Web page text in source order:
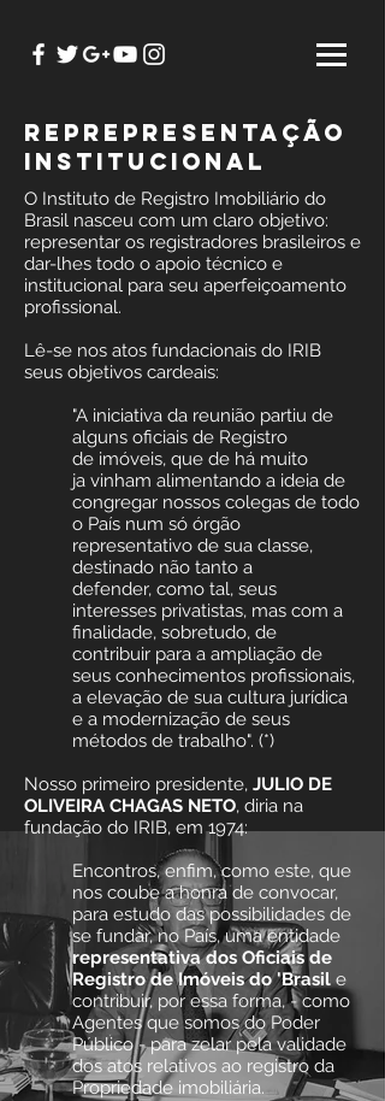
reprepresentação
institucional
O Instituto de Registro Imobiliário do
Brasil nasceu com um claro objetivo:
representar os registradores brasileiros e
dar-lhes todo o apoio técnico e
institucional para seu aperfeiçoamento
profissional.
Lê-se nos atos fundacionais do IRIB
seus objetivos cardeais:
"A iniciativa da reunião partiu de
alguns oficiais de Registro
de imóveis, que de há muito
ja vinham alimentando a ideia de
congregar nossos colegas de todo
o País num só órgão
representativo de sua classe,
destinado não tanto a
defender, como tal, seus
interesses privatistas, mas com a
finalidade, sobretudo, de
contribuir para a ampliação de
seus conhecimentos profissionais,
a elevação de sua cultura jurídica
e a modernização de seus
métodos de trabalho". (*)
Nosso primeiro presidente, JULIO DE
OLIVEIRA CHAGAS NETO, diria na
fundação do IRIB, em 1974:
Encontros, enfim, como este, que
nos coube a honra de convocar,
para estudo das possibilidades de
se fundar, no País, uma entidade
representativa dos Oficiais de
Registro de Imóveis do 'Brasil e
contribuir, por essa forma, - como
Agentes que somos do Poder
Público - para zelar pela validade
dos atos relativos ao registro da
Propriedade imobiliária.